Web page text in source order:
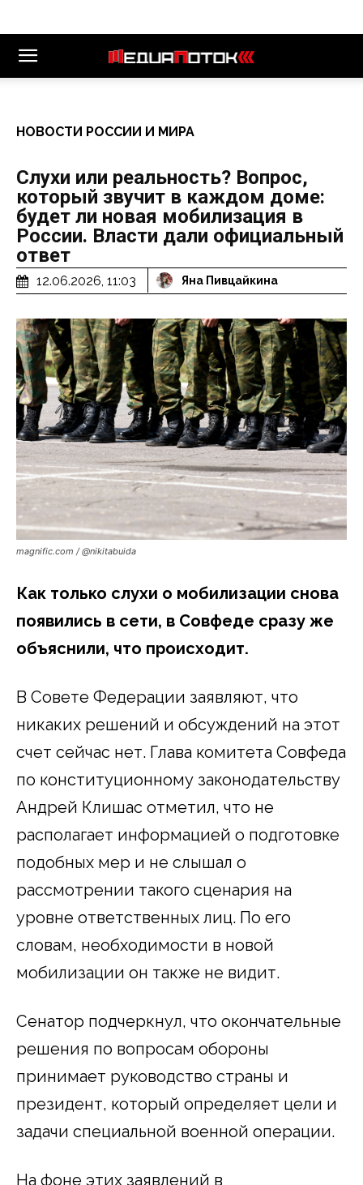
НОВОСТИ РОССИИ И МИРА
Слухи или реальность? Вопрос,
который звучит в каждом доме:
будет ли новая мобилизация в
России. Власти дали официальный
ответ
12.06.2026, 11:03 Яна Пивцайкина
magnific.com / @nikitabuida
Как только слухи о мобилизации снова
появились в сети, в Совфеде сразу же
объяснили, что происходит.
В Совете Федерации заявляют, что
никаких решений и обсуждений на этот
счет сейчас нет. Глава комитета Совфеда
по конституционному законодательству
Андрей Клишас отметил, что не
располагает информацией о подготовке
подобных мер и не слышал о
рассмотрении такого сценария на
уровне ответственных лиц. По его
словам, необходимости в новой
мобилизации он также не видит.
Сенатор подчеркнул, что окончательные
решения по вопросам обороны
принимает руководство страны и
президент, который определяет цели и
задачи специальной военной операции.
На фоне этих заявлений в